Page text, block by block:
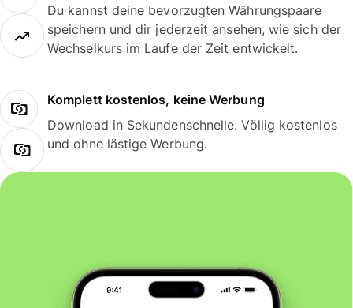
Du kannst deine bevorzugten Währungspaare
speichern und dir jederzeit ansehen, wie sich der
Wechselkurs im Laufe der Zeit entwickelt.
Komplett kostenlos, keine Werbung
Download in Sekundenschnelle. Völlig kostenlos
und ohne lästige Werbung.